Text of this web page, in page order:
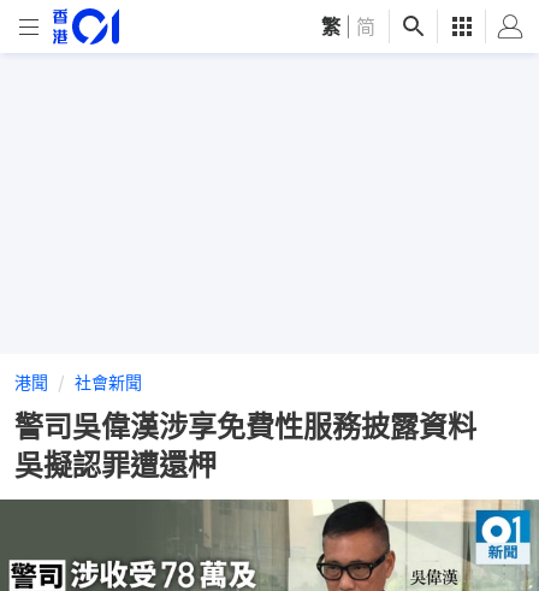
繁 简
港聞 社會新聞
警司吳偉漢涉享免費性服務披露資料
吳擬認罪遭還柙